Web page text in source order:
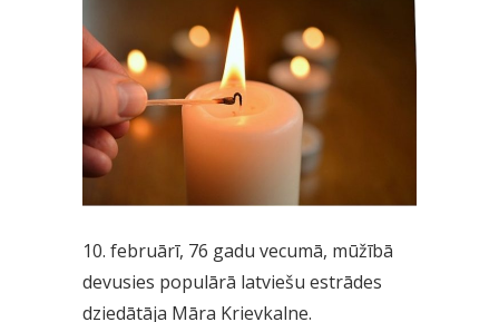
10. februārī, 76 gadu vecumā, mūžībā
devusies populārā latviešu estrādes
dziedātāja Māra Krievkalne.